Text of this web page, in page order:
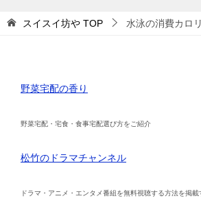
スイスイ坊や TOP 水泳の消費カロ
野菜宅配の香り
野菜宅配・宅食・食事宅配選び方をご紹介
松竹のドラマチャンネル
ドラマ・アニメ・エンタメ番組を無料視聴する方法を掲載